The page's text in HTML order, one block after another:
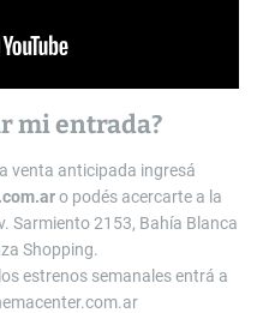
mi entrada?
venta anticipada ingresá
o podés acercarte a la
Sarmiento 2153, Bahía Blanca
Shopping.
estrenos semanales entrá a